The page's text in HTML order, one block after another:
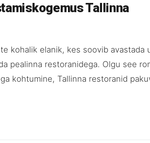
Tallinna
kohalik elanik, kes soovib avastada
pealinna restoranidega. Olgu see
kohtumine, Tallinna restoranid